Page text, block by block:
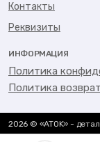
Контакты
Реквизиты
ИНФОРМАЦИЯ
Политика
Политика
2026 © «ATOK» -